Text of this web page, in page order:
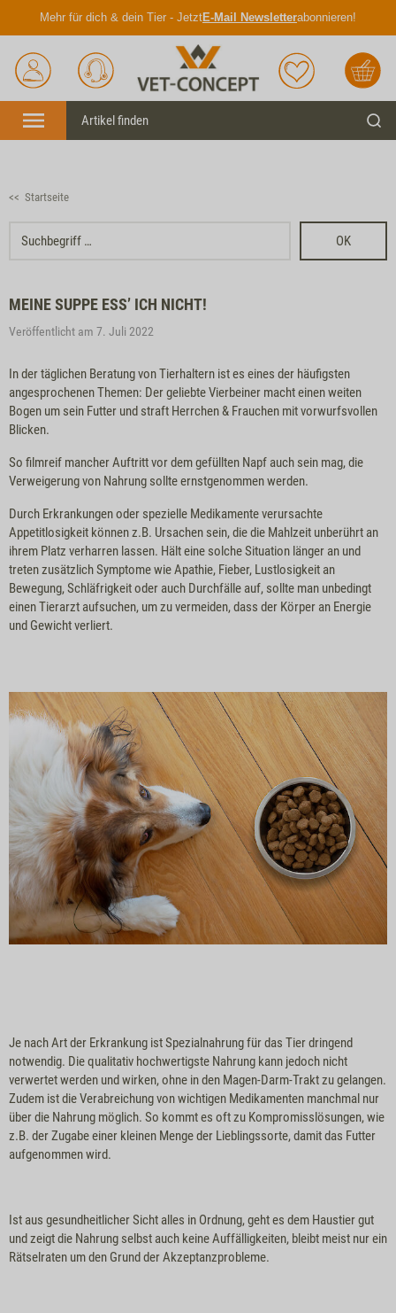
Mehr für dich & dein Tier - JetztE-Mail Newsletterabonnieren!
Anmelden
Unser
Service
Merkliste Warenkorb
Menü
<< Startseite
OK
MEINE SUPPE ESS’ ICH NICHT!
Veröffentlicht am 7. Juli 2022
In der täglichen Beratung von Tierhaltern ist es eines der häufigsten
angesprochenen Themen: Der geliebte Vierbeiner macht einen weiten
Bogen um sein Futter und straft Herrchen & Frauchen mit vorwurfsvollen
Blicken.
So filmreif mancher Auftritt vor dem gefüllten Napf auch sein mag, die
Verweigerung von Nahrung sollte ernstgenommen werden.
Durch Erkrankungen oder spezielle Medikamente verursachte
Appetitlosigkeit können z.B. Ursachen sein, die die Mahlzeit unberührt an
ihrem Platz verharren lassen. Hält eine solche Situation länger an und
treten zusätzlich Symptome wie Apathie, Fieber, Lustlosigkeit an
Bewegung, Schläfrigkeit oder auch Durchfälle auf, sollte man unbedingt
einen Tierarzt aufsuchen, um zu vermeiden, dass der Körper an Energie
und Gewicht verliert.
Je nach Art der Erkrankung ist Spezialnahrung für das Tier dringend
notwendig. Die qualitativ hochwertigste Nahrung kann jedoch nicht
verwertet werden und wirken, ohne in den Magen-Darm-Trakt zu gelangen.
Zudem ist die Verabreichung von wichtigen Medikamenten manchmal nur
über die Nahrung möglich. So kommt es oft zu Kompromisslösungen, wie
z.B. der Zugabe einer kleinen Menge der Lieblingssorte, damit das Futter
aufgenommen wird.
Ist aus gesundheitlicher Sicht alles in Ordnung, geht es dem Haustier gut
und zeigt die Nahrung selbst auch keine Auffälligkeiten, bleibt meist nur ein
Rätselraten um den Grund der Akzeptanzprobleme.